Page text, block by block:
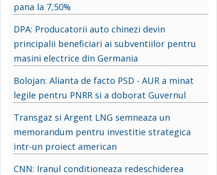
pana la 7,50%
DPA: Producatorii auto chinezi devin
principalii beneficiari ai subventiilor pentru
masini electrice din Germania
Bolojan: Alianta de facto PSD - AUR a minat
legile pentru PNRR si a doborat Guvernul
Transgaz si Argent LNG semneaza un
memorandum pentru investitie strategica
intr-un proiect american
CNN: Iranul conditioneaza redeschiderea